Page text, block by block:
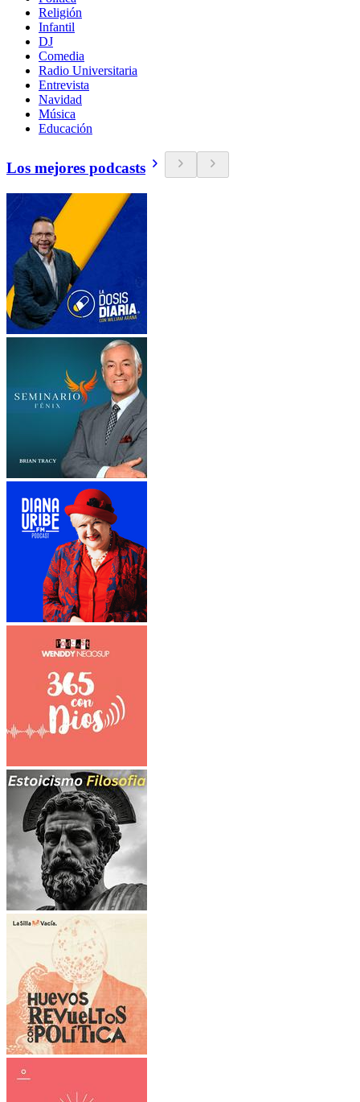
Religión
Infantil
DJ
Comedia
Radio Universitaria
Entrevista
Navidad
Música
Educación
Los mejores podcasts